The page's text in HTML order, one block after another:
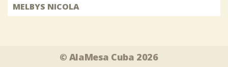
MELBYS NICOLA
© AlaMesa Cuba 2026